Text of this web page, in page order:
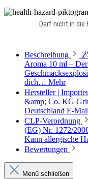
Darf nicht in die
Beschreibung
Aroma 10 ml –
dich… Mehr
Hersteller |
&amp; Co. KG
Deutschland E-
CLP-Verordnung
(EG) Nr. 1272/
Kann allergische
Bewertungen
Menü schließen